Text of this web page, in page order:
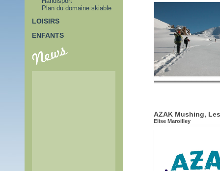
Plan du domaine skiable
LOISIRS
ENFANTS
AZAK Mushing,
Elise Maroilley